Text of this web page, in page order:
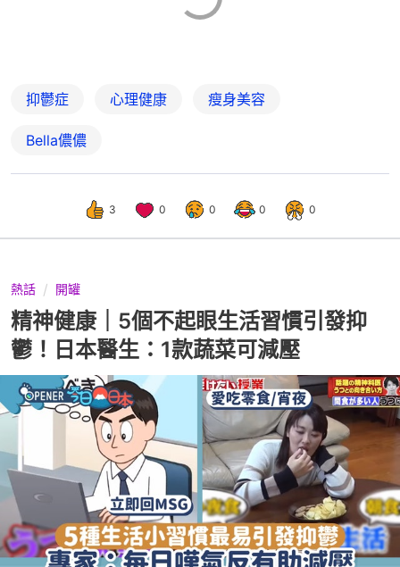
抑鬱症 心理健康 瘦身美容
Bella儂儂
3 0 0 0 0
熱話 開罐
精神健康｜5個不起眼生活習慣引發抑
鬱！日本醫生：1款蔬菜可減壓